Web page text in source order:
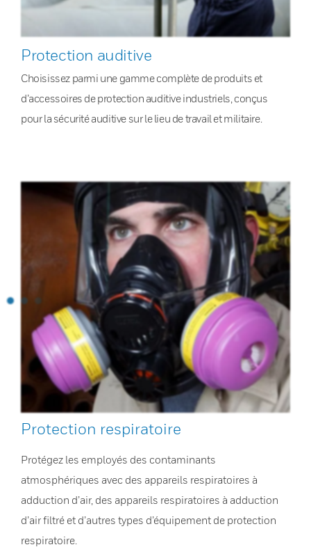
Protection auditive
Choisissez parmi une gamme complète de produits et
d’accessoires de protection auditive industriels, conçus
pour la sécurité auditive sur le lieu de travail et militaire.
Protection respiratoire
Protégez les employés des contaminants
atmosphériques avec des appareils respiratoires à
adduction d’air, des appareils respiratoires à adduction
d’air filtré et d’autres types d’équipement de protection
respiratoire.